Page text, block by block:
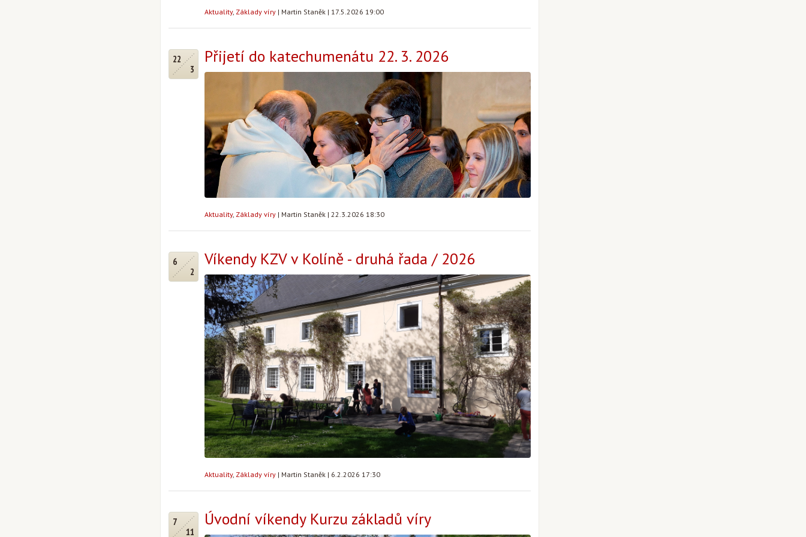
Aktuality, Základy víry | Martin Staněk | 17.5.2026 19:00
22
3
Přijetí do katechumenátu 22. 3. 2026
Aktuality, Základy víry | Martin Staněk | 22.3.2026 18:30
6
2
Víkendy KZV v Kolíně - druhá řada / 2026
Aktuality, Základy víry | Martin Staněk | 6.2.2026 17:30
7
11
Úvodní víkendy Kurzu základů víry